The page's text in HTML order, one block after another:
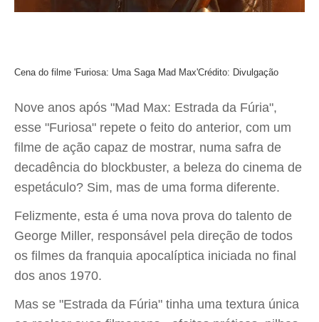
Cena do filme 'Furiosa: Uma Saga Mad Max'Crédito: Divulgação
Nove anos após "Mad Max: Estrada da Fúria",
esse "Furiosa" repete o feito do anterior, com um
filme de ação capaz de mostrar, numa safra de
decadência do blockbuster, a beleza do cinema de
espetáculo? Sim, mas de uma forma diferente.
Felizmente, esta é uma nova prova do talento de
George Miller, responsável pela direção de todos
os filmes da franquia apocalíptica iniciada no final
dos anos 1970.
Mas se "Estrada da Fúria" tinha uma textura única